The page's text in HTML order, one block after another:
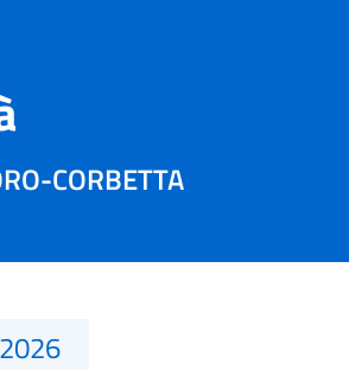
CORBETTA
2026